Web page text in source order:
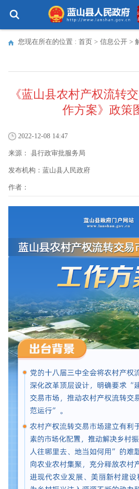
您现在所在的位置 : 首页 > 信息公开 >
《蓝山县农村产权流转
作方案》政策
2022-12-08 14:47
来源： 县行政审批服务局
发布机构： 蓝山县人民政府
作者：